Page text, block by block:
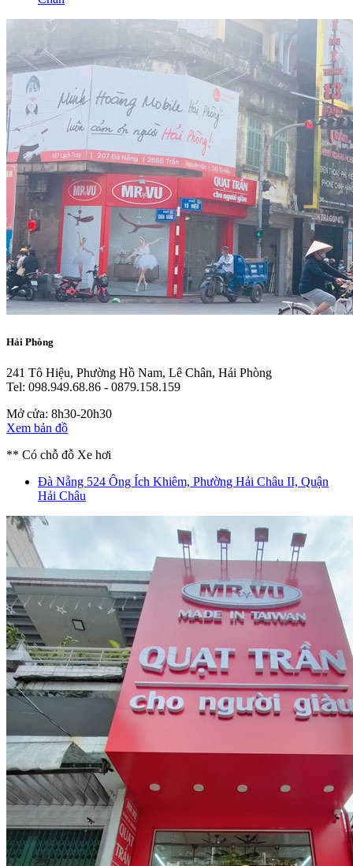
Hải Phòng
241 Tô Hiệu, Phường Hồ Nam, Lê Chân, Hải Phòng
Tel: 098.949.68.86 - 0879.158.159
Mở cửa: 8h30-20h30
Xem bản đồ
** Có chỗ đỗ Xe hơi
Đà Nẵng 524 Ông Ích Khiêm, Phường Hải Châu II, Quận
Hải Châu